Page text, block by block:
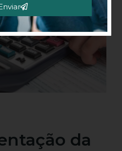
da